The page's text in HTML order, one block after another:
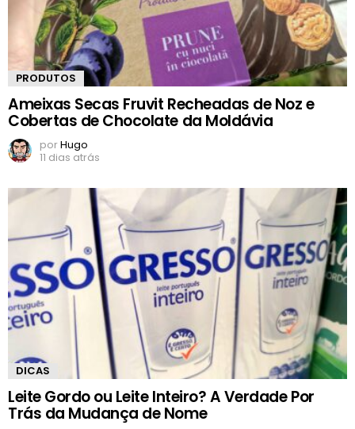
PRODUTOS
Ameixas Secas Fruvit Recheadas de Noz e
Cobertas de Chocolate da Moldávia
porHugo
11 dias atrás
DICAS
Leite Gordo ou Leite Inteiro? A Verdade Por
Trás da Mudança de Nome